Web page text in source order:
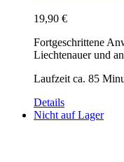
19,90 €
Fortgeschrittene
Liechtenauer und
Laufzeit ca. 85
Details
Nicht auf Lager